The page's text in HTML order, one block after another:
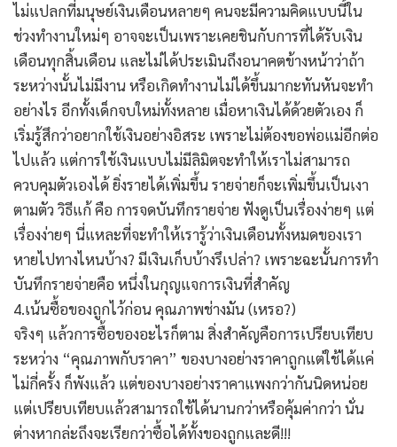
ไม่แปลกที่มนุษย์เงินเดือนหลายๆ คนจะมีความคิดแบบนี้ใน
ช่วงทำงานใหม่ๆ อาจจะเป็นเพราะเคยชินกับการที่ได้รับเงิน
เดือนทุกสิ้นเดือน และไม่ได้ประเมินถึงอนาคตข้างหน้าว่าถ้า
ระหว่างนั้นไม่มีงาน หรือเกิดทำงานไม่ได้ขึ้นมากะทันหันจะทำ
อย่างไร อีกทั้งเด็กจบใหม่ทั้งหลาย เมื่อหาเงินได้ด้วยตัวเอง ก็
เริ่มรู้สึกว่าอยากใช้เงินอย่างอิสระ เพราะไม่ต้องขอพ่อแม่อีกต่อ
ไปแล้ว แต่การใช้เงินแบบไม่มีลิมิตจะทำให้เราไม่สามารถ
ควบคุมตัวเองได้ ยิ่งรายได้เพิ่มขึ้น รายจ่ายก็จะเพิ่มขึ้นเป็นเงา
ตามตัว วิธีแก้ คือ การจดบันทึกรายจ่าย ฟังดูเป็นเรื่องง่ายๆ แต่
เรื่องง่ายๆ นี่แหละที่จะทำให้เรารู้ว่าเงินเดือนทั้งหมดของเรา
หายไปทางไหนบ้าง? มีเงินเก็บบ้างรึเปล่า? เพราะฉะนั้นการทำ
บันทึกรายจ่ายคือ หนึ่งในกุญแจการเงินที่สำคัญ
4.เน้นซื้อของถูกไว้ก่อน คุณภาพช่างมัน (เหรอ?)
จริงๆ แล้วการซื้อของอะไรก็ตาม สิ่งสำคัญคือการเปรียบเทียบ
ระหว่าง “คุณภาพกับราคา” ของบางอย่างราคาถูกแต่ใช้ได้แค่
ไม่กี่ครั้ง ก็พังแล้ว แต่ของบางอย่างราคาแพงกว่ากันนิดหน่อย
แต่เปรียบเทียบแล้วสามารถใช้ได้นานกว่าหรือคุ้มค่ากว่า นั่น
ต่างหากล่ะถึงจะเรียกว่าซื้อได้ทั้งของถูกและดี!!!